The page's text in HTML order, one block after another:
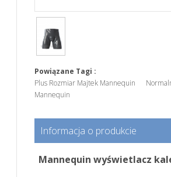
Powiązane Tagi :
Plus Rozmiar Majtek Mannequin
Mannequin
Informacja o produkcie
Mannequin wyświetlacz